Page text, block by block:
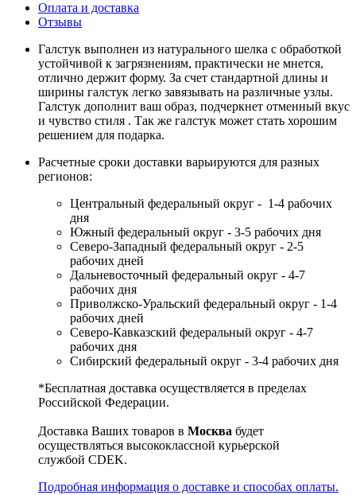
Оплата и доставка
Отзывы
Галстук выполнен из натурального шелка с обработкой
устойчивой к загрязнениям, практически не мнется,
отлично держит форму. За счет стандартной длины и
ширины галстук легко завязывать на различные узлы.
Галстук дополнит ваш образ, подчеркнет отменный вкус
и чувство стиля . Так же галстук может стать хорошим
решением для подарка.
Расчетные сроки доставки варьируются для разных
регионов:
Центральный федеральный округ - 1-4 рабочих
дня
Южный федеральный округ - 3-5 рабочих дня
Северо-Западный федеральный округ - 2-5
рабочих дней
Дальневосточный федеральный округ - 4-7
рабочих дня
Приволжско-Уральский федеральный округ - 1-4
рабочих дней
Северо-Кавказский федеральный округ - 4-7
рабочих дня
Сибирский федеральный округ - 3-4 рабочих дня
*Бесплатная доставка осуществляется в пределах
Российской Федерации.
Доставка Ваших товаров в Москва будет
осуществляться высококлассной курьерской
службой CDEK.
Подробная информация о доставке и способах оплаты.